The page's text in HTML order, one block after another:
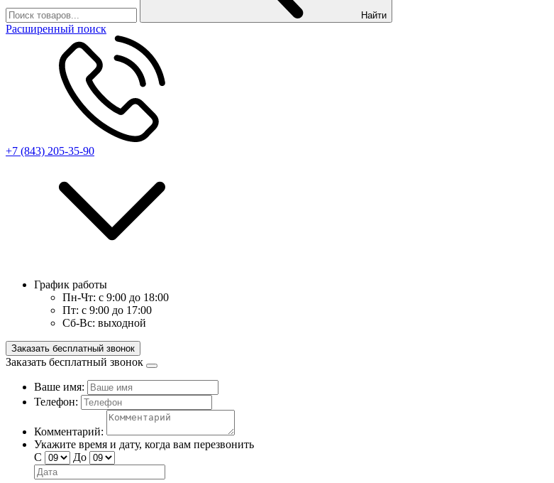
Найти
Расширенный поиск
+7 (843) 205-35-90
График работы
Пн-Чт: с 9:00 до 18:00
Пт: с 9:00 до 17:00
Сб-Вс: выходной
Заказать бесплатный звонок
Заказать бесплатный звонок
Ваше имя:
Телефон:
Комментарий:
Укажите время и дату, когда вам перезвонить
С
До